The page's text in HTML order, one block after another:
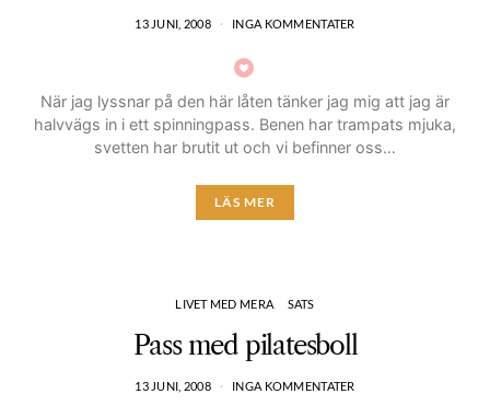
13 JUNI, 2008 INGA KOMMENTATER
När jag lyssnar på den här låten tänker jag mig att jag är
halvvägs in i ett spinningpass. Benen har trampats mjuka,
svetten har brutit ut och vi befinner oss…
LÄS MER
LIVET MED MERA SATS
Pass med pilatesboll
13 JUNI, 2008 INGA KOMMENTATER